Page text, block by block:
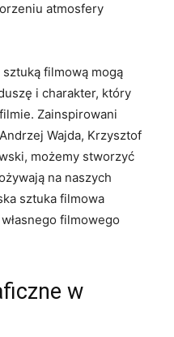
atmosfery
filmową‌ mogą
i charakter, który
Zainspirowani
Wajda, Krzysztof
możemy stworzyć
na naszych
sztuka‌ filmowa
filmowego
w